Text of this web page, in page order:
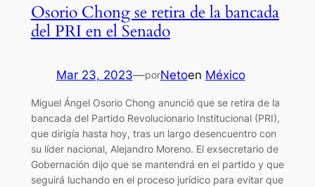
Osorio Chong se retira de la bancada
del PRI en el Senado
Mar 23, 2023—porNetoen México
Miguel Ángel Osorio Chong anunció que se retira de la
bancada del Partido Revolucionario Institucional (PRI),
que dirigía hasta hoy, tras un largo desencuentro con
su líder nacional, Alejandro Moreno. El exsecretario de
Gobernación dijo que se mantendrá en el partido y que
seguirá luchando en el proceso jurídico para evitar que